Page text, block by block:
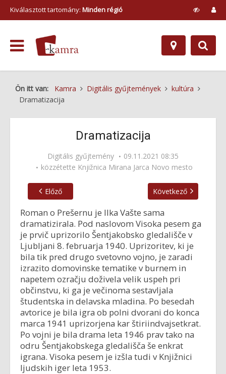
Kiválasztott tartomány: Minden régió
Ön itt van: Kamra Digitális gyűjtemények
kultúra
Dramatizacija
Dramatizacija
Digitális gyűjtemény
09.11.2021 08:35
közzétette Knjižnica Mirana Jarca Novo mesto
Előző Következő
Roman o Prešernu je Ilka Vašte sama
dramatizirala. Pod naslovom Visoka pesem ga
je prvič uprizorilo Šentjakobsko gledališče v
Ljubljani 8. februarja 1940. Uprizoritev, ki je
bila tik pred drugo svetovno vojno, je zaradi
izrazito domovinske tematike v burnem in
napetem ozračju doživela velik uspeh pri
občinstvu, ki ga je večinoma sestavljala
študentska in delavska mladina. Po besedah
avtorice je bila igra ob polni dvorani do konca
marca 1941 uprizorjena kar štiriindvajsetkrat.
Po vojni je bila drama leta 1946 prav tako na
odru Šentjakobskega gledališča še enkrat
igrana. Visoka pesem je izšla tudi v Knjižnici
ljudskih iger leta 1953.